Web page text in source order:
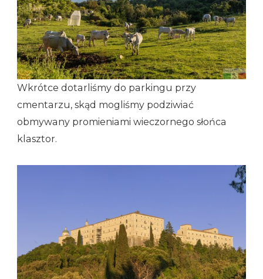
Wkrótce dotarliśmy do parkingu przy
cmentarzu, skąd mogliśmy podziwiać
obmywany promieniami wieczornego słońca
klasztor.